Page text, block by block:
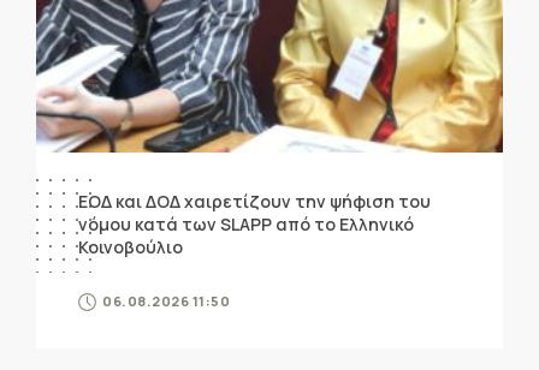
ΕΟΔ και ΔΟΔ χαιρετίζουν την ψήφιση του
νόμου κατά των SLAPP από το Ελληνικό
Κοινοβούλιο
06.08.2026 11:50